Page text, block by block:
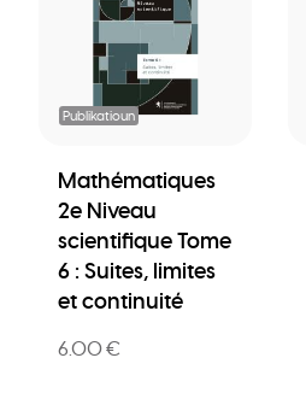
Publikatioun
Mathématiques
2e Niveau
scientifique Tome
6 : Suites, limites
et continuité
6.00 €